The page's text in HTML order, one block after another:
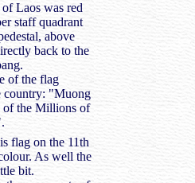
Laos was red
staff quadrant
above
back to the
of the flag
country: "Muong
the Millions of
flag on the 11th
As well the
bit.